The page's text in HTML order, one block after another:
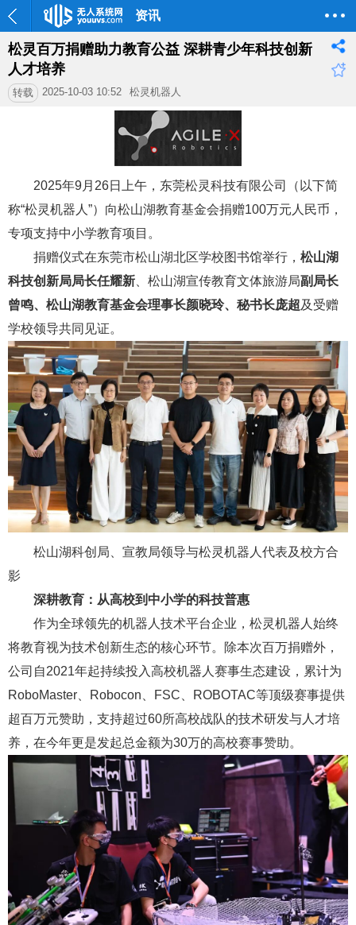
资讯
松灵百万捐赠助力教育公益 深耕青少年科技创新
人才培养
转载 2025-10-03 10:52 松灵机器人
2025年9月26日上午，东莞松灵科技有限公司（以下简
称“松灵机器人”）向松山湖教育基金会捐赠100万元人民币，
专项支持中小学教育项目。
捐赠仪式在东莞市松山湖北区学校图书馆举行 ， 松山湖
科技创新局局长任耀新
松山湖宣传教育文体旅游局副局长
曾鸣、松山湖教育基金会理事长颜晓玲、秘书长庞超及受赠
学校领导共同见证。
松山湖科创局、宣教局领导与松灵机器人代表及校方合
影
深耕教育：从高校到中小学的科技普惠
作为全球领先的机器人技术平台企业，松灵机器人始终
将教育视为技术创新生态的核心环节。除本次百万捐赠外，
公司自2021年起持续投入高校机器人赛事生态建设，累计为
RoboMaster、Robocon、FSC、ROBOTAC等顶级赛事提供
超百万元赞助，支持超过60所高校战队的技术研发与人才培
养，在今年更是发起总金额为30万的高校赛事赞助。